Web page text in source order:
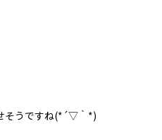
そうですね(*´▽｀*)